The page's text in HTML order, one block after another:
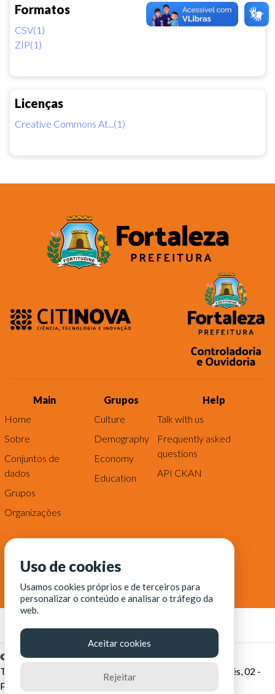
Formatos
CSV(1)
ZIP(1)
Licenças
Creative Commons At...(1)
Main
Home
Sobre
Conjuntos de
dados
Grupos
Organizações
Grupos
Culture
Demography
Economy
Education
Help
Talk with us
Frequently asked
questions
API CKAN
© Fortaleza Digital || CITINOVA - Fundação de Ciência,
Tecnologia e Inovação de Fortaleza - Rua dos Tremembés, 02 -
Praia de Iracema - Fortaleza-CE
Uso de cookies
Usamos cookies próprios e de terceiros para
personalizar o conteúdo e analisar o tráfego da
web.
Aceitar cookies
Rejeitar